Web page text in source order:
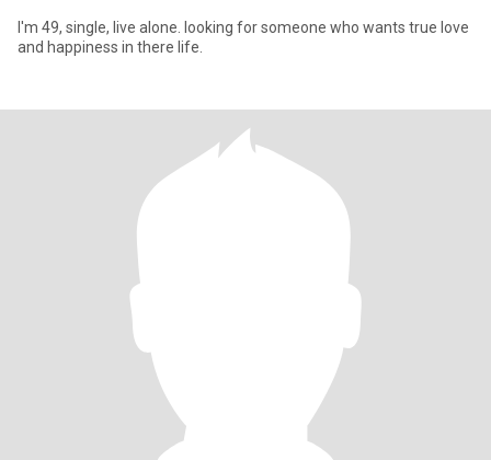
I'm 49, single, live alone. looking for someone who wants true love
and happiness in there life.